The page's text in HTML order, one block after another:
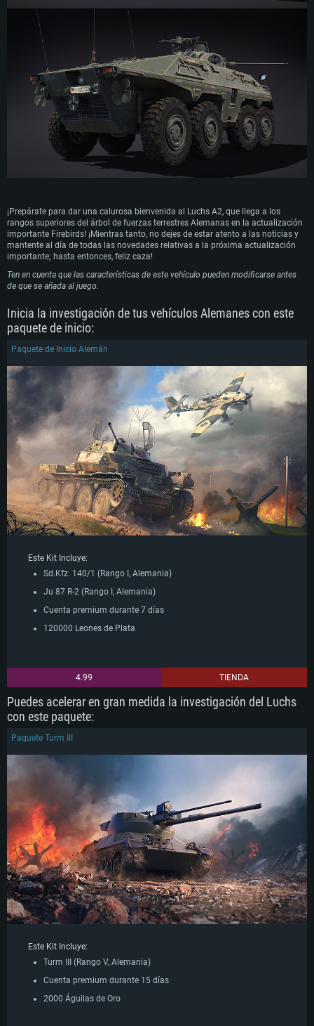
Tarjeta de Video: Tarjeta de vídeo de nivel DirectX 11 o superior y controladores:
Nvidia GeForce 1060 y superior, Radeon RX 570 y superior
Red: Conexión a Internet de banda ancha
Disco Duro: 75.9 GB (Cliente Completo)
Tarjeta de Vídeo: Radeon Vega II o superior compatible con Metal.
Red: Conexión a Internet de banda ancha
Disco Duro: 62.2 GB (Cliente Completo)
Memoria: 16 GB
Tarjeta de Vídeo: NVIDIA 1060 con los últimos controladores propietarios (no más
de 6 meses) / AMD similar (Radeon RX 570) con los últimos controladores
propietarios (no más de 6 meses) con soporte Vulkan.
Red: Conexión a Internet de banda ancha
Disco Duro: 62.2 GB (Cliente Completo)
¡Prepárate para dar una calurosa bienvenida al Luchs A2, que llega a los
rangos superiores del árbol de fuerzas terrestres Alemanas en la actualización
importante Firebirds! ¡Mientras tanto, no dejes de estar atento a las noticias y
mantente al día de todas las novedades relativas a la próxima actualización
importante; hasta entonces, feliz caza!
Ten en cuenta que las características de este vehículo pueden modificarse antes
de que se añada al juego.
Inicia la investigación de tus vehículos Alemanes con este
paquete de inicio:
Paquete de Inicio Alemán
Este Kit Incluye:
Sd.Kfz. 140/1 (Rango I, Alemania)
Ju 87 R-2 (Rango I, Alemania)
Cuenta premium durante 7 días
120000 Leones de Plata
4.99 TIENDA
Puedes acelerar en gran medida la investigación del Luchs
con este paquete:
Paquete Turm III
Este Kit Incluye:
Turm III (Rango V, Alemania)
Cuenta premium durante 15 días
2000 Águilas de Oro